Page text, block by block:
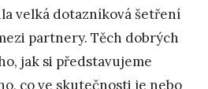
velká dotazníková šetření
partnery. Těch dobrých
jak si představujeme
co ve skutečnosti je nebo